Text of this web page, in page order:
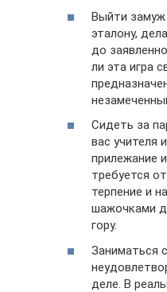
Выйти замуж
эталону,
до
ли эта игра
Сидеть за
вас учителя
прилежание
требуется
терпение и
шажочками
гору.
Заниматься
деле. В